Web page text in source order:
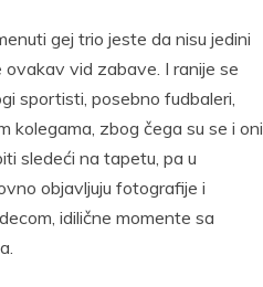
gej trio jeste da nisu jedini
vid zabave. I ranije se
sportisti, posebno fudbaleri,
kolegama, zbog čega su se i oni
sledeći na tapetu, pa u
objavljuju fotografije i
idilične momente sa